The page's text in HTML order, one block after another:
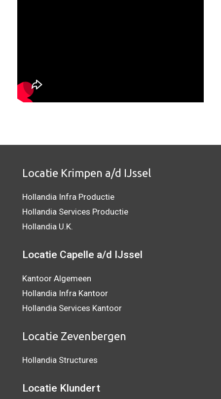
Locatie Krimpen a/d IJssel
Hollandia Infra Productie
Hollandia Services Productie
Hollandia U.K.
Locatie Capelle a/d IJssel
Kantoor Algemeen
Hollandia Infra Kantoor
Hollandia Services Kantoor
Locatie Zevenbergen
Hollandia Structures
Locatie Klundert